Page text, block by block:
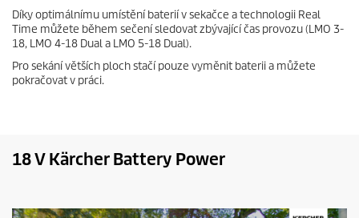
Díky optimálnímu umístění baterií v sekačce a technologii Real
Time můžete během sečení sledovat zbývající čas provozu (LMO 3-
18, LMO 4-18 Dual a LMO 5-18 Dual).
Pro sekání větších ploch stačí pouze vyměnit baterii a můžete
pokračovat v práci.
18 V Kärcher Battery Power